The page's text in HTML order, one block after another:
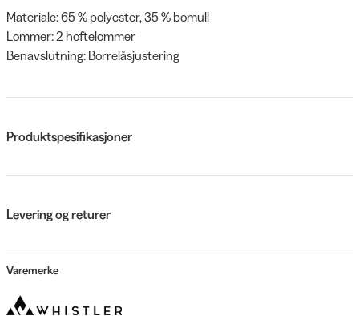
Materiale: 65 % polyester, 35 % bomull
Lommer: 2 hoftelommer
Benavslutning: Borrelåsjustering
Produktspesifikasjoner
Levering og returer
Varemerke